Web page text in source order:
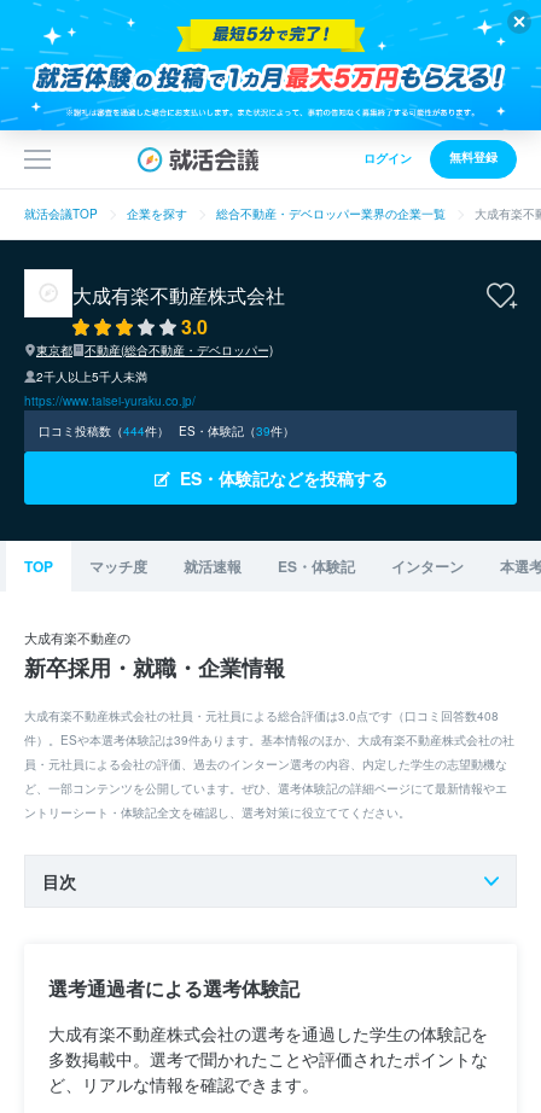
ログイン 無料登録
就活会議TOP 企業を探す 総合不動産・デベロッパー業界の企業一覧 大成有楽不
大成有楽不動産株式会社
3.0
東京都
不動産(総合不動産・デベロッパー)
2千人以上5千人未満
https://www.taisei-yuraku.co.jp/
口コミ投稿数（444件） ES・体験記（39件）
ES・体験記などを投稿する
TOP マッチ度 就活速報 ES・体験記 インターン 本選
大成有楽不動産の
新卒採用・就職・企業情報
大成有楽不動産株式会社の社員・元社員による総合評価は3.0点です（口コミ回答数408
件）。ESや本選考体験記は39件あります。基本情報のほか、大成有楽不動産株式会社の社
員・元社員による会社の評価、過去のインターン選考の内容、内定した学生の志望動機な
ど、一部コンテンツを公開しています。ぜひ、選考体験記の詳細ページにて最新情報やエ
ントリーシート・体験記全文を確認し、選考対策に役立ててください。
目次
選考通過者による選考体験記
大成有楽不動産株式会社の選考を通過した学生の体験記を
多数掲載中。選考で聞かれたことや評価されたポイントな
ど、リアルな情報を確認できます。